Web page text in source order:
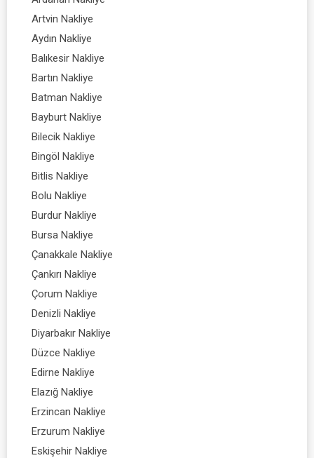
Artvin Nakliye
Aydın Nakliye
Balıkesir Nakliye
Bartın Nakliye
Batman Nakliye
Bayburt Nakliye
Bilecik Nakliye
Bingöl Nakliye
Bitlis Nakliye
Bolu Nakliye
Burdur Nakliye
Bursa Nakliye
Çanakkale Nakliye
Çankırı Nakliye
Çorum Nakliye
Denizli Nakliye
Diyarbakır Nakliye
Düzce Nakliye
Edirne Nakliye
Elazığ Nakliye
Erzincan Nakliye
Erzurum Nakliye
Eskişehir Nakliye